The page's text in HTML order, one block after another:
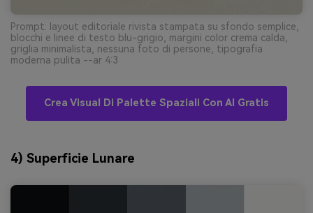
Prompt: layout editoriale rivista stampata su sfondo semplice,
blocchi e linee di testo blu-grigio, margini color crema calda,
griglia minimalista, nessuna foto di persone, tipografia
moderna pulita --ar 4:3
Crea Visual Di Palette Spaziali Con AI Gratis
4) Superficie Lunare